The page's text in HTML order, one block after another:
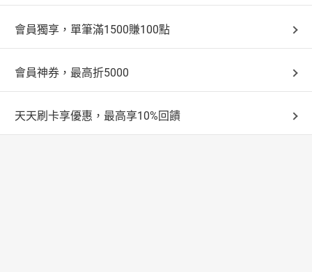
會員獨享，單筆滿1500賺100點
會員神券，最高折5000
天天刷卡享優惠，最高享10%回饋